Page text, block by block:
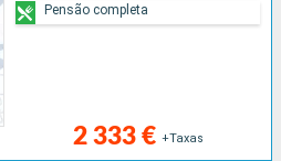
2 333 € +Taxas
Pensão completa